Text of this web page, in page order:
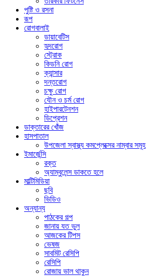
পুষ্টি ও রসনা
রূপ
রোগবালাই
ডায়াবেটিস
হৃদরোগ
স্ট্রোক
কিডনি রোগ
ক্যান্সার
দন্তরোগ
চক্ষু রোগ
যৌন ও চর্ম রোগ
হাইপারটেনশন
ডিপ্রেশন
ডাক্তারের খোঁজ
হাসপাতাল
উপজেলা স্বাস্থ্য কমপ্লেক্সের নাম্বার সমূহ
ইমার্জেন্সি
রক্ত
অ্যাম্বুলেন্স ডাকতে হলে
মাল্টিমিডিয়া
ছবি
ভিডিও
অন্যান্য
পাঠকের গল্প
জানায় যত ভুল
আজকের টিপস
ভেষজ
সাবমিট রেসিপি
রেসিপি
রোজায় ভাল থাকুন